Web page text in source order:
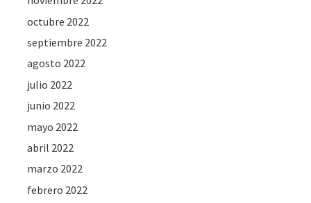
octubre 2022
septiembre 2022
agosto 2022
julio 2022
junio 2022
mayo 2022
abril 2022
marzo 2022
febrero 2022